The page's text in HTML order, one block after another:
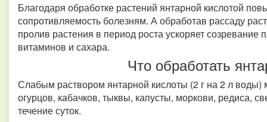
Благодаря обработке растений янтарной кислотой
сопротивляемость болезням. А обработав рассаду
пролив растения в период роста ускоряет
витаминов и сахара.
Что обработать
Слабым раствором янтарной кислоты (2 г на 2 л
огурцов, кабачков, тыквы, капусты, моркови, редиса,
течение суток.